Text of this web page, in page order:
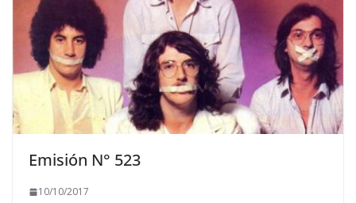
Emisión N° 523
10/10/2017